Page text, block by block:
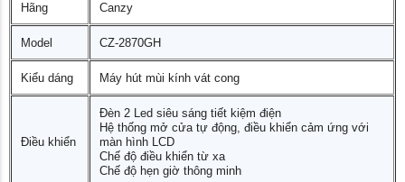
TÍNH NĂNG SẢN PHẨM
•• Máy hút mùi kính vát cong
•• Đèn 2 Led siêu sáng tiết kiệm điện
•• Hệ thống mở cửa tự động Auto Open
•• Điều khiển cảm ứng Touch Control với màn
Hãng Canzy
Model CZ-2870GH
Kiểu dáng Máy hút mùi kính vát cong
Điều khiển
Đèn 2 Led siêu sáng tiết kiệm điện
Hệ thống mở cửa tự động, điều khiển cảm ứng với
màn hình LCD
Chế độ điều khiển từ xa
Chế độ hẹn giờ thông minh